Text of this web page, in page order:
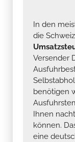
In den
die
Versender
benötigen
Ihnen
können.
eine